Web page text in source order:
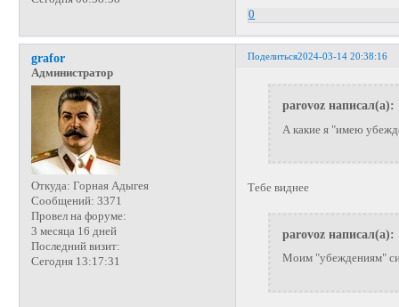
0
Поделиться2024-03-14 20:38:16
grafor
Администратор
Откуда: Горная Адыгея
Сообщений: 3371
Провел на форуме:
3 месяца 16 дней
Последний визит:
Сегодня 13:17:31
parovoz написал(а):
А какие я "имею
Тебе виднее
parovoz написал(а):
Моим "убеждениям"